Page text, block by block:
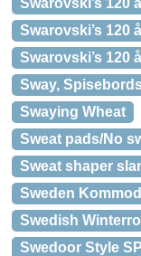
Swarovski’s
Swarovski’s
Swarovski’s 120
Sway,
Swaying Wheat
Sweat pads/No
Sweat shaper
Sweden
Swedish
Swedoor Style